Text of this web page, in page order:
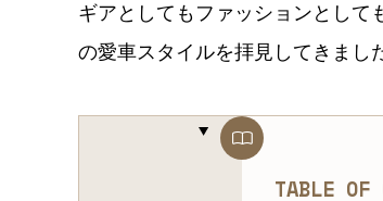
ギアとしてもファッションとして
の愛車スタイルを拝見してきまし
TABLE OF